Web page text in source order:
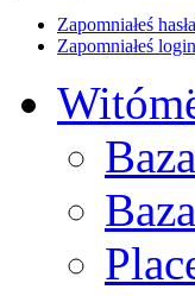
Zapomniałeś
Zapomniałeś